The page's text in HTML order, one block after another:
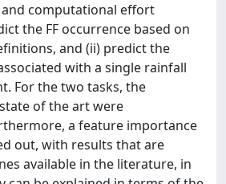
computational effort
the FF occurrence based on
and (ii) predict the
with a single rainfall
For the two tasks, the
of the art were
a feature importance
out, with results that are
available in the literature, in